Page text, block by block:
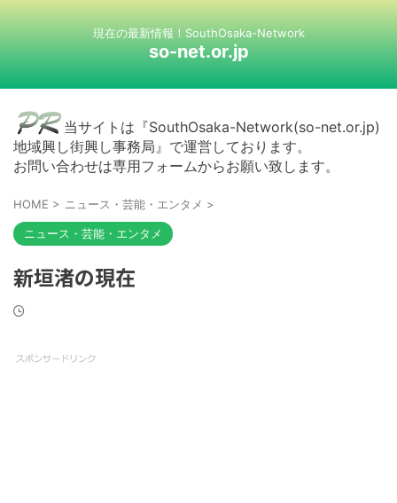
現在の最新情報！SouthOsaka-Network
so-net.or.jp
当サイトは『SouthOsaka-Network(so-net.or.jp)
地域興し街興し事務局』で運営しております。
お問い合わせは専用フォームからお願い致します。
HOME > ニュース・芸能・エンタメ >
ニュース・芸能・エンタメ
新垣渚の現在